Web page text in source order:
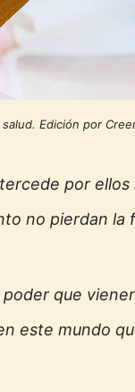
Edición por
por ellos
no pierdan la
que
este mundo